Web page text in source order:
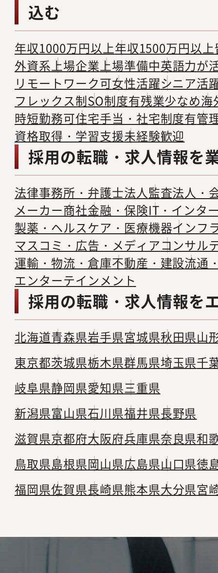
込む
年収1000万円以上年収1500万円以上
外資系上場企業上場準備中英語力が
リモートワーク可女性活躍シニア活
フレックス制SO制度有残業少なめ海
時短勤務可住宅手当・社宅制度有管
資格取得・学習支援未経験歓迎
採用の転職・求人情報を
法律事務所・弁護士法人監査法人・
メーカー商社金融・保険IT・インタ
製薬・ヘルスケア・医療機器インフ
マスコミ・広告・メディアコンサル
運輸・物流・倉庫不動産・建設流通
エンターテインメント
採用の転職・求人情報を
北海道青森県岩手県宮城県秋田県山
東京都茨城県栃木県群馬県埼玉県千
岐阜県静岡県愛知県三重県
新潟県富山県石川県福井県長野県
滋賀県京都府大阪府兵庫県奈良県和
鳥取県島根県岡山県広島県山口県徳
福岡県佐賀県長崎県熊本県大分県宮